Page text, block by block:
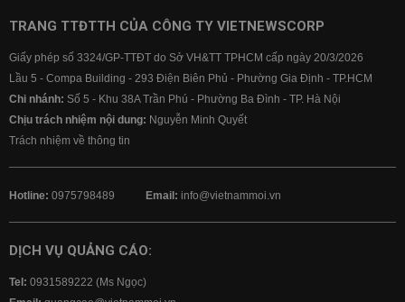
TRANG TTĐTTH CỦA CÔNG TY VIETNEWSCORP
Giấy phép số 3324/GP-TTĐT do Sở VH&TT TPHCM cấp ngày 20/3/2026
Lầu 5 - Compa Building - 293 Điện Biên Phủ - Phường Gia Định - TP.HCM
Chi nhánh: Số 5 - Khu 38A Trần Phú - Phường Ba Đình - TP. Hà Nội
Chịu trách nhiệm nội dung: Nguyễn Minh Quyết
Trách nhiệm về thông tin
Hotline: 0975798489 Email: info@vietnammoi.vn
DỊCH VỤ QUẢNG CÁO:
Tel: 0931589222 (Ms Ngọc)